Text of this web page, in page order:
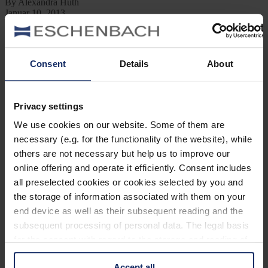
Consent Details About
Privacy settings
We use cookies on our website. Some of them are
necessary (e.g. for the functionality of the website), while
others are not necessary but help us to improve our
online offering and operate it efficiently. Consent includes
all preselected cookies or cookies selected by you and
the storage of information associated with them on your
end device as well as their subsequent reading and the
subsequent processing of personal data. The legal basis
information is Art. 25 para. 1 TDDDG and with regard to
Januar 10, 2013
Jetzt lesen
Neu
Geschlechtsdimorphismus
By Alexandra Huth
Jetzt lesen
Neu
Flügelspannweite
By Alexandra Huth
Januar 10, 2013
Neu